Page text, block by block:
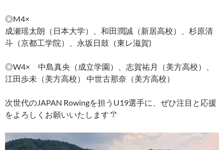
◎M4×
成瀬瑶太朗（日本大学）、和田潤誠（新居高校）、杉原清
斗（京都工学院）、永坂日鼓（東レ滋賀)
◎W4× 中島真央（成立学園）、志賀祐月（美方高校）、
江田歩未（美方高校） 中世古那奈（美方高校）
次世代のJAPAN Rowingを担うU19選手に、ぜひ注目と応援
をよろしくお願いいたします